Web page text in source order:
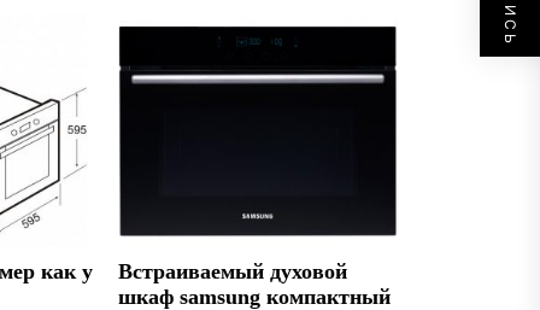
как у
Встраиваемый духовой
шкаф samsung компактный